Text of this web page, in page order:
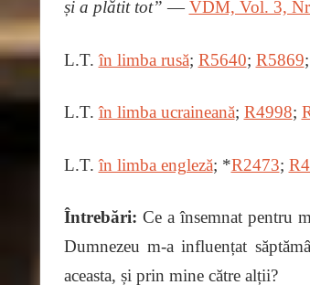
și a plătit tot” ― VDM, Vol. 3,
L.T.în limba rusă; R5640; R5869;
L.T.în limba ucraineană; R4998;
L.T.în limba engleză; *R2473;
Întrebări: Ce a însemnat pentru
Dumnezeu m-a influențat
aceasta, și prin mine către alții?